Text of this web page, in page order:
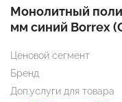
Монолитный
мм синий Borrex
Ценовой сегмент
Бренд
Доп.услуги для товара